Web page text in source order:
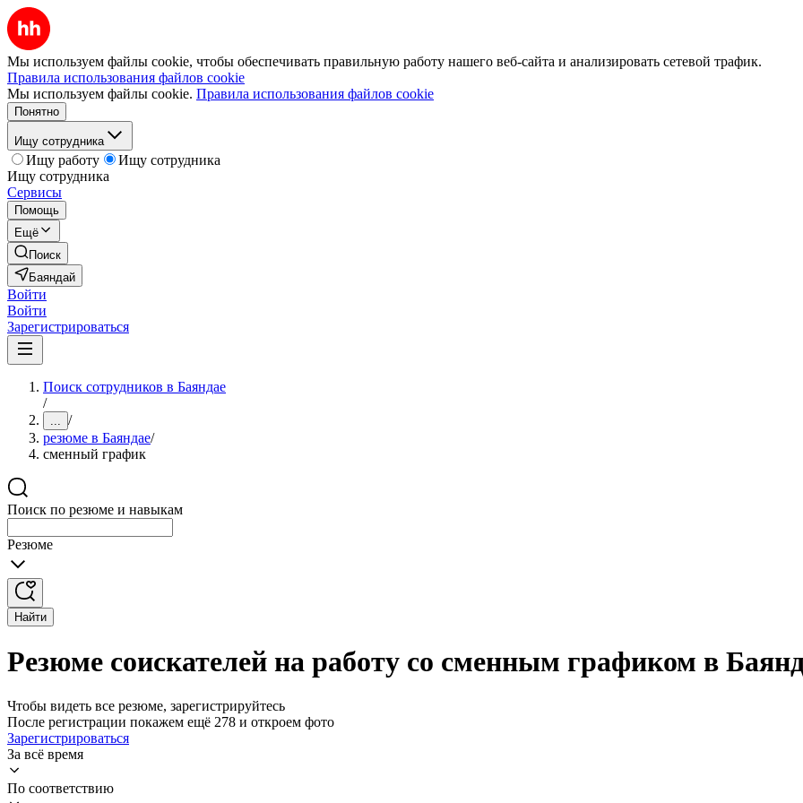
Мы используем файлы cookie, чтобы обеспечивать правильную работу нашего веб-сайта и анализировать сетевой трафик.
Правила использования файлов cookie
Мы используем файлы cookie. Правила использования файлов cookie
Понятно
Ищу сотрудника
Ищу работу
Ищу сотрудника
Ищу сотрудника
Сервисы
Помощь
Ещё
Поиск
Баяндай
Войти
Войти
Зарегистрироваться
Поиск сотрудников в Баяндае
/
... /
резюме в Баяндае/
сменный график
Поиск по резюме и навыкам
Резюме
Найти
Резюме соискателей на работу со сменным графиком в
Чтобы видеть все резюме, зарегистрируйтесь
После регистрации покажем ещё 278 и откроем фото
Зарегистрироваться
За всё время
По соответствию